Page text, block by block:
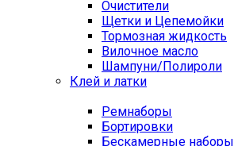
Очистители
Щетки и Цепемойки
Тормозная жидкость
Вилочное масло
Шампуни/Полироли
Клей и латки
Ремнаборы
Бортировки
Бескамерные наборы